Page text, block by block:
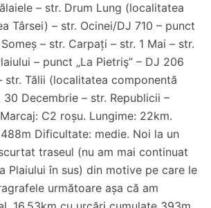
– str. Drum Lung (localitatea
Târsei) – str. Ocinei/DJ 710 – punct
– str. Carpați – str. 1 Mai – str.
– punct „La Pietriş” – DJ 206
str. Tălii (localitatea componentă
30 Decembrie – str. Republicii –
C2 roșu. Lungime: 22km.
Dificultate: medie. Noi la un
traseul (nu am mai continuat
Plaiului în sus) din motive pe care le
următoare așa că am